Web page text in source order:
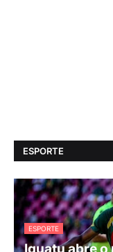
ESPORTE
ESPORTE